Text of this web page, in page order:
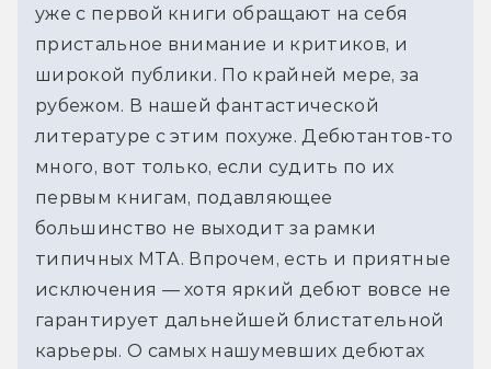
уже с первой книги обращают на себя
пристальное внимание и критиков, и
широкой публики. По крайней мере, за
рубежом. В нашей фантастической
литературе с этим похуже. Дебютантов-то
много, вот только, если судить по их
первым книгам, подавляющее
большинство не выходит за рамки
типичных МТА. Впрочем, есть и приятные
исключения — хотя яркий дебют вовсе не
гарантирует дальнейшей блистательной
карьеры. О самых нашумевших дебютах